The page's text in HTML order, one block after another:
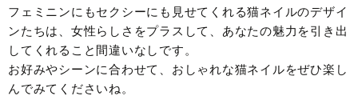
フェミニンにもセクシーにも見せてくれる猫ネイルのデザイ
ンたちは、女性らしさをプラスして、あなたの魅力を引き出
してくれること間違いなしです。
お好みやシーンに合わせて、おしゃれな猫ネイルをぜひ楽し
んでみてくださいね。